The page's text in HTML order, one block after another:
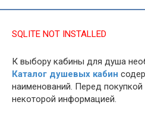
SQLITE NOT INSTALLED
К выбору кабины для душа
Каталог душевых кабин
наименований. Перед
некоторой информацией.